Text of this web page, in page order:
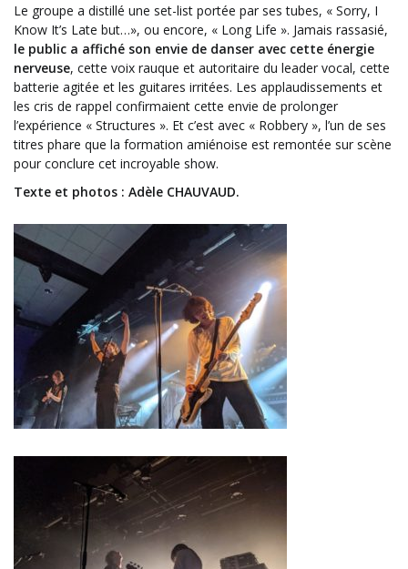
Le groupe a distillé une set-list portée par ses tubes, « Sorry, I
Know It’s Late but…», ou encore, « Long Life ». Jamais rassasié,
le public a affiché son envie de danser avec cette énergie
nerveuse, cette voix rauque et autoritaire du leader vocal, cette
batterie agitée et les guitares irritées. Les applaudissements et
les cris de rappel confirmaient cette envie de prolonger
l’expérience « Structures ». Et c’est avec « Robbery », l’un de ses
titres phare que la formation amiénoise est remontée sur scène
pour conclure cet incroyable show.
Texte et photos : Adèle CHAUVAUD.